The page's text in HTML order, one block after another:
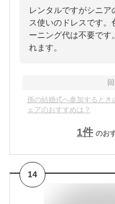
レンタルですがシニ
ス使いのドレスです。
ーニング代は不要です
れます。
孫の結婚式へ参加するとき
ェアのおすすめは？
1件 のお
14